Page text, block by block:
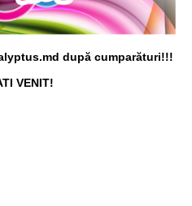
după cumparături!!!
VENIT!